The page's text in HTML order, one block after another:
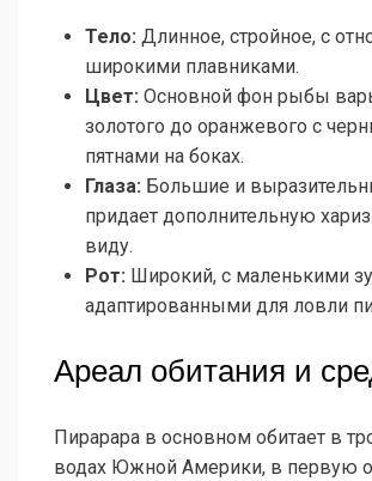
Тело: Длинное, стройное, с
широкими плавниками.
Цвет: Основной фон рыбы
золотого до оранжевого с
пятнами на боках.
Глаза: Большие и
придает дополнительную
виду.
Рот: Широкий, с маленькими
адаптированными для ловли
Ареал обитания и
Пирарара в основном обитает в
водах Южной Америки, в первую